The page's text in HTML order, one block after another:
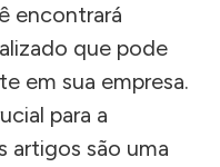
encontrará
que pode
em sua empresa.
para a
artigos são uma